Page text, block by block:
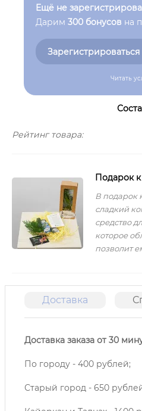
Ещё не
Дарим 300 бонусов на
Зарегистрироваться
Читать
Рейтинг товара:
Подарок к
В подарок
сладкий
средство
которое
позволит
Доставка
Доставка заказа от 30
По городу - 400 рублей;
Старый город - 650